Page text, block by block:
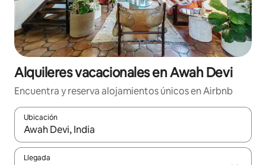
Alquileres vacacionales en Awah Devi
Encuentra y reserva alojamientos únicos en Airbnb
Ubicación
Cuando los resultados estén disponibles, navega con las
Llegada